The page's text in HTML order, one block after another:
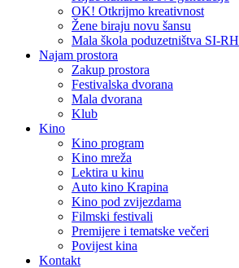
OK! Otkrijmo kreativnost
Žene biraju novu šansu
Mala škola poduzetništva SI-RH
Najam prostora
Zakup prostora
Festivalska dvorana
Mala dvorana
Klub
Kino
Kino program
Kino mreža
Lektira u kinu
Auto kino Krapina
Kino pod zvijezdama
Filmski festivali
Premijere i tematske večeri
Povijest kina
Kontakt